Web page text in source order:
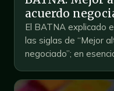
acuerdo
El BATNA explicado
las siglas de “Mejor
negociado”; en